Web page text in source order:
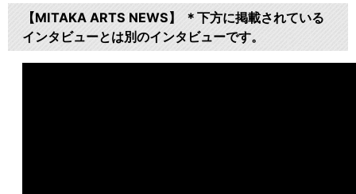
【MITAKA ARTS NEWS】 ＊下方に掲載されている
インタビューとは別のインタビューです。